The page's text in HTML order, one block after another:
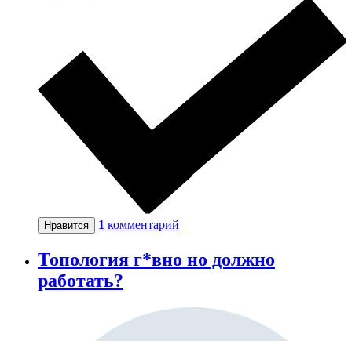
Нравится 1 комментарий
Топология г*вно но должно
работать?